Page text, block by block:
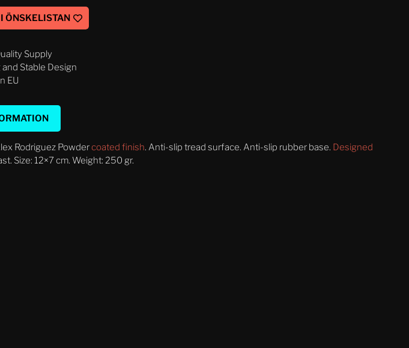
ÖNSKELISTAN
Supply
and Stable Design
EU
Rodriguez Powdercoated finish. Anti-slip tread surface. Anti-slip rubber base. Designed
Size: 12×7 cm. Weight: 250 gr.